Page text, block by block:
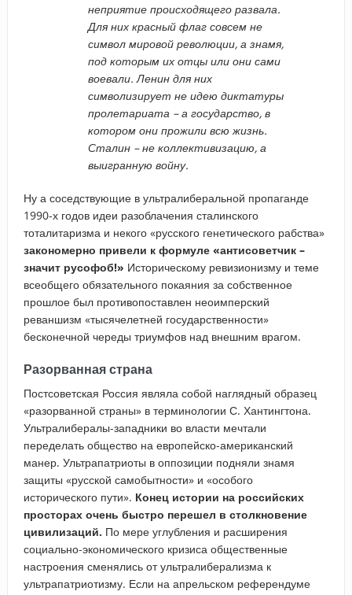
неприятие происходящего развала.
Для них красный флаг совсем не
символ мировой революции, а знамя,
под которым их отцы или они сами
воевали. Ленин для них
символизирует не идею диктатуры
пролетариата – а государство, в
котором они прожили всю жизнь.
Сталин – не коллективизацию, а
выигранную войну.
Ну а соседствующие в ультралиберальной пропаганде
1990-х годов идеи разоблачения сталинского
тоталитаризма и некого «русского генетического рабства»
закономерно привели к формуле «антисоветчик –
значит русофоб!» Историческому ревизионизму и теме
всеобщего обязательного покаяния за собственное
прошлое был противопоставлен неоимперский
реваншизм «тысячелетней государственности»
бесконечной череды триумфов над внешним врагом.
Разорванная страна
Постсоветская Россия являла собой наглядный образец
«разорванной страны» в терминологии С. Хантингтона.
Ультралибералы-западники во власти мечтали
переделать общество на европейско-американский
манер. Ультрапатриоты в оппозиции подняли знамя
защиты «русской самобытности» и «особого
исторического пути». Конец истории на российских
просторах очень быстро перешел в столкновение
цивилизаций. По мере углубления и расширения
социально-экономического кризиса общественные
настроения сменялись от ультралиберализма к
ультрапатриотизму. Если на апрельском референдуме